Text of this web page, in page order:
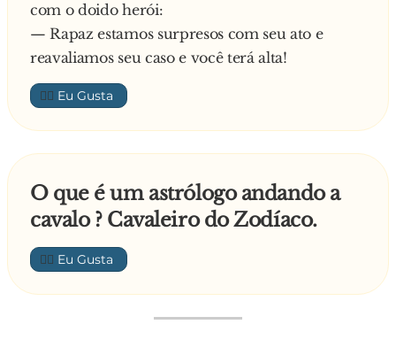
com o doido herói:
— Rapaz estamos surpresos com seu ato e
reavaliamos seu caso e você terá alta!
👍🏼
O que é um astrólogo andando a
cavalo ? Cavaleiro do Zodíaco.
👍🏼